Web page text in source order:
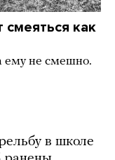
как
ему не смешно.
в школе